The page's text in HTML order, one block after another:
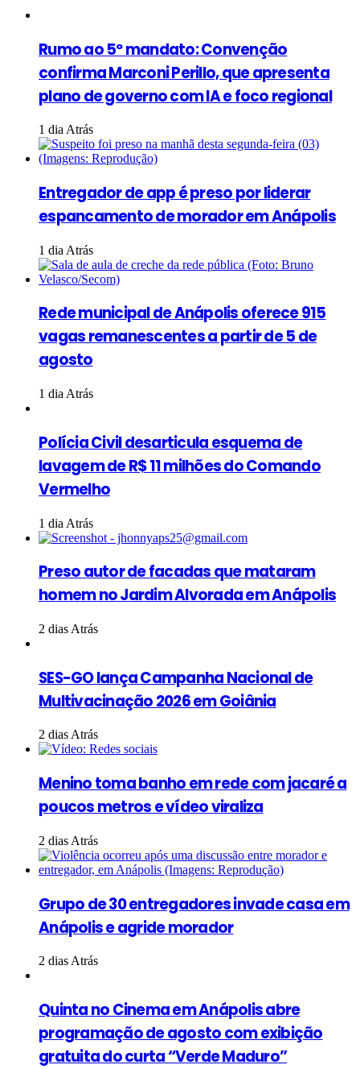
Rumo ao 5º mandato: Convenção
confirma Marconi Perillo, que apresenta
plano de governo com IA e foco regional
1 dia Atrás
Entregador de app é preso por liderar
espancamento de morador em Anápolis
1 dia Atrás
Rede municipal de Anápolis oferece 915
vagas remanescentes a partir de 5 de
agosto
1 dia Atrás
Polícia Civil desarticula esquema de
lavagem de R$ 11 milhões do Comando
Vermelho
1 dia Atrás
Preso autor de facadas que mataram
homem no Jardim Alvorada em Anápolis
2 dias Atrás
SES-GO lança Campanha Nacional de
Multivacinação 2026 em Goiânia
2 dias Atrás
Menino toma banho em rede com jacaré a
poucos metros e vídeo viraliza
2 dias Atrás
Grupo de 30 entregadores invade casa em
Anápolis e agride morador
2 dias Atrás
Quinta no Cinema em Anápolis abre
programação de agosto com exibição
gratuita do curta “Verde Maduro”